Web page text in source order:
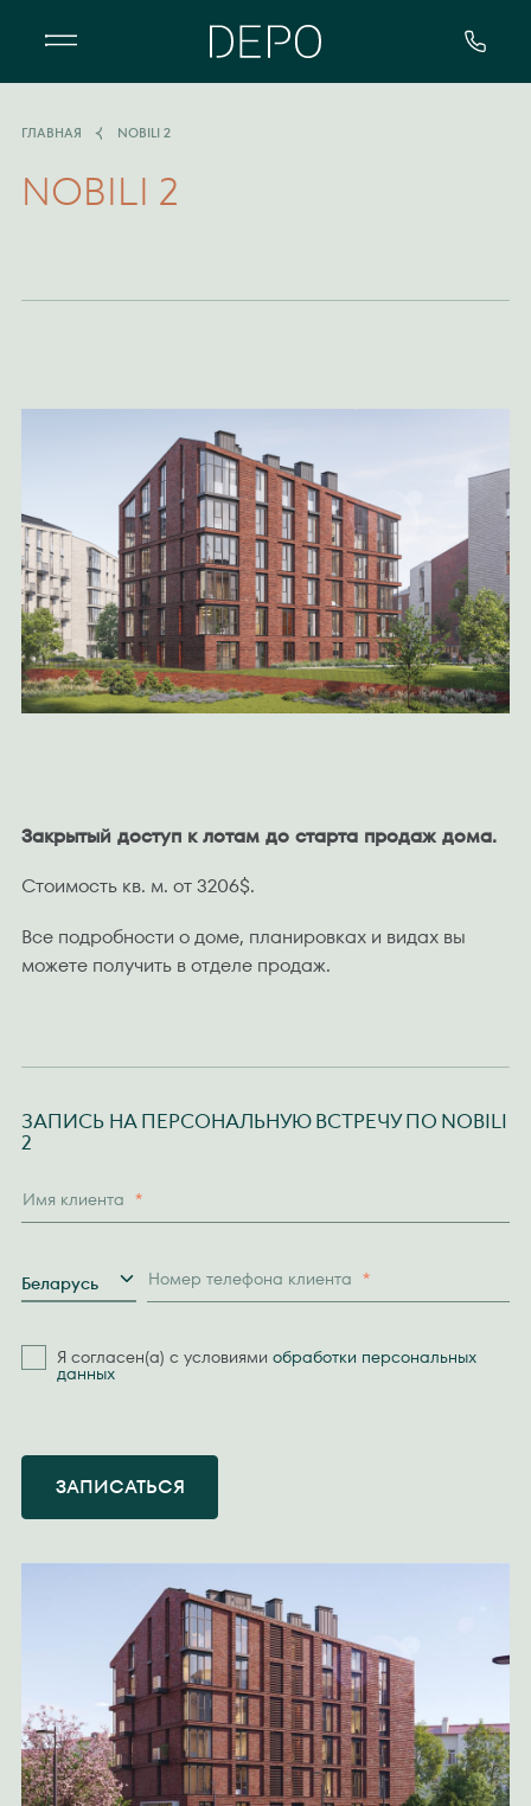
ГЛАВНАЯ NOBILI 2
NOBILI 2
Закрытый доступ к лотам до старта продаж дома.
Стоимость кв. м. от 3206$.
Все подробности о доме, планировках и видах вы
можете получить в отделе продаж.
ЗАПИСЬ НА ПЕРСОНАЛЬНУЮ ВСТРЕЧУ ПО NOBILI
2
Имя клиента *
Беларусь Номер телефона клиента *
Я согласен(а) с условиямиобработки персональных
данных
ЗАПИСАТЬСЯ